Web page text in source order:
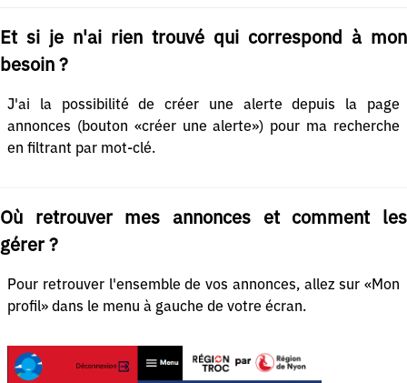
Et si je n'ai rien trouvé qui correspond à mon
besoin ?
J'ai la possibilité de créer une alerte depuis la page
annonces (bouton «créer une alerte») pour ma recherche
en filtrant par mot-clé.
Où retrouver mes annonces et comment les
gérer ?
Pour retrouver l'ensemble de vos annonces, allez sur «Mon
profil» dans le menu à gauche de votre écran.